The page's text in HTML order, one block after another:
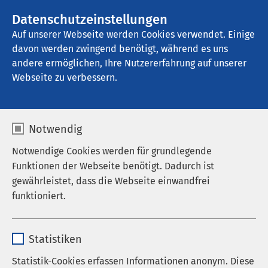
Datenschutzeinstellungen
Auf unserer Webseite werden Cookies verwendet. Einige
davon werden zwingend benötigt, während es uns
andere ermöglichen, Ihre Nutzererfahrung auf unserer
Webseite zu verbessern.
Notwendig
Notwendige Cookies werden für grundlegende
Funktionen der Webseite benötigt. Dadurch ist
gewährleistet, dass die Webseite einwandfrei
funktioniert.
Anbieter sgalinski
Statistiken
Statistik-Cookies erfassen Informationen anonym. Diese
Startseite der AMEOS Gruppe Aktuelles Nachrichten